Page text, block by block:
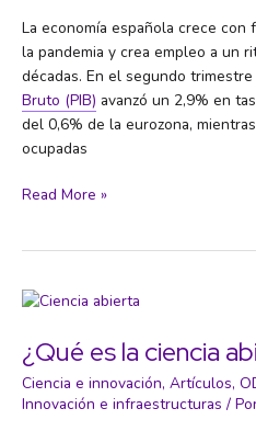
La economía española crece
la pandemia y crea empleo a un
décadas. En el segundo
Bruto (PIB) avanzó un 2,9% en
del 0,6% de la eurozona,
ocupadas
Un
convergencia
Europa
Read More »
¿Qué es la ciencia
Ciencia e innovación, Artículos,
Innovación e infraestructuras /